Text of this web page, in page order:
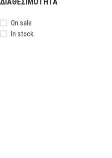
On sale
In stock